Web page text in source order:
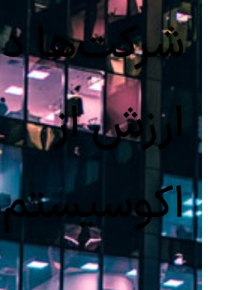
شرکت‌ها
ارزش از